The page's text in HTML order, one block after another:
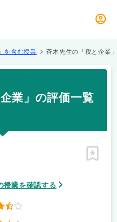
を含む授業 斉木先生の「税と企業
業」の評価一覧
授業を確認する
ピン留